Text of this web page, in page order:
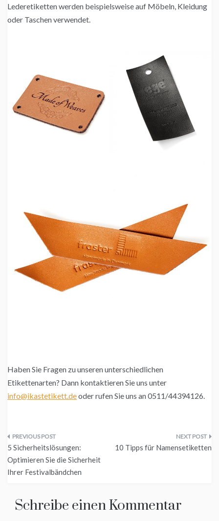
Lederetiketten werden beispielsweise auf Möbeln, Kleidung
oder Taschen verwendet.
Haben Sie Fragen zu unseren unterschiedlichen
Etikettenarten? Dann kontaktieren Sie uns unter
info@ikastetikett.deoder rufen Sie uns an 0511/44394126.
Beitragsnavigation
5 Sicherheitslösungen:
Optimieren Sie die Sicherheit
Ihrer Festivalbändchen
10 Tipps für Namensetiketten
Schreibe einen Kommentar